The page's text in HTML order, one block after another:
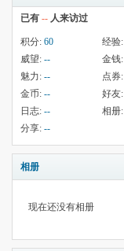
已有 -- 人来访过
积分: 60 经验:
威望: -- 金钱:
魅力: -- 点券:
金币: -- 好友:
日志: -- 相册:
分享: --
相册
现在还没有相册